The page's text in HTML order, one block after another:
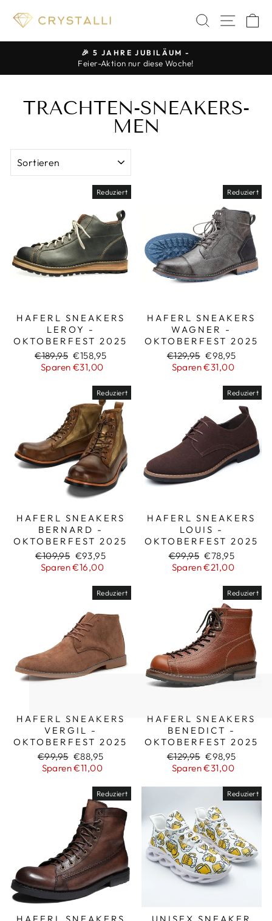
zum
SUCHE
Pause
🎉 5 JAHRE JUBILÄUM -
Feier-Aktion nur diese Woche!
TRACHTEN-SNEAKERS-
MEN
Reduziert
HAFERL SNEAKERS
LEROY -
OKTOBERFEST 2025
Normaler
Preis
€189,95 Sonderpreis
€158,95
Sparen €31,00
Reduziert
HAFERL SNEAKERS
WAGNER -
OKTOBERFEST 2025
Normaler
Preis
€129,95 Sonderpreis
€98,95
Sparen €31,00
Reduziert
HAFERL SNEAKERS
BERNARD -
OKTOBERFEST 2025
Normaler
Preis
€109,95 Sonderpreis
€93,95
Sparen €16,00
Reduziert
HAFERL SNEAKERS
LOUIS -
OKTOBERFEST 2025
Normaler
Preis
€99,95 Sonderpreis
€78,95
Sparen €21,00
Reduziert
HAFERL SNEAKERS
VERGIL -
OKTOBERFEST 2025
Normaler
Preis
€99,95 Sonderpreis
€88,95
Sparen €11,00
Reduziert
HAFERL SNEAKERS
BENEDICT -
OKTOBERFEST 2025
Normaler
Preis
€129,95 Sonderpreis
€98,95
Sparen €31,00
Reduziert Reduziert